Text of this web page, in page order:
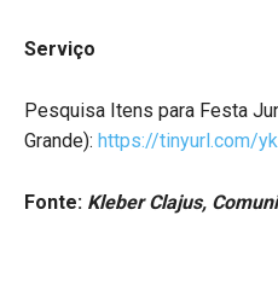
Serviço
Pesquisa Itens para Festa
Grande): https://tinyurl.com/
Fonte: Kleber Clajus,